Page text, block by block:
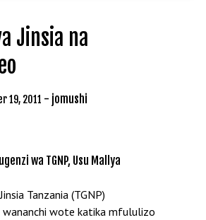
Jinsia na
19, 2011 - jomushi
wa TGNP, Usu Mallya
Tanzania (TGNP)
wananchi wote katika mfululizo